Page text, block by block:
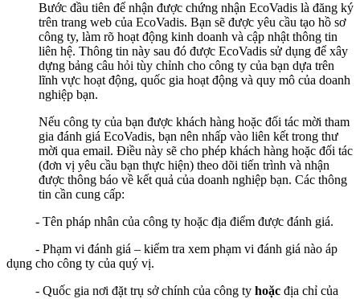
Bước đầu tiên để nhận được chứng nhận EcoVadis là đăng ký
trên trang web của EcoVadis. Bạn sẽ được yêu cầu tạo hồ sơ
công ty, làm rõ hoạt động kinh doanh và cập nhật thông tin
liên hệ. Thông tin này sau đó được EcoVadis sử dụng để xây
dựng bảng câu hỏi tùy chỉnh cho công ty của bạn dựa trên
lĩnh vực hoạt động, quốc gia hoạt động và quy mô của doanh
nghiệp bạn.
Nếu công ty của bạn được khách hàng hoặc đối tác mời tham
gia đánh giá EcoVadis, bạn nên nhấp vào liên kết trong thư
mời qua email. Điều này sẽ cho phép khách hàng hoặc đối tác
(đơn vị yêu cầu bạn thực hiện) theo dõi tiến trình và nhận
được thông báo về kết quả của doanh nghiệp bạn. Các thông
tin cần cung cấp:
- Tên pháp nhân của công ty hoặc địa điểm được đánh giá.
- Phạm vi đánh giá – kiểm tra xem phạm vi đánh giá nào áp
dụng cho công ty của quý vị.
- Quốc gia nơi đặt trụ sở chính của công ty hoặc địa chỉ của